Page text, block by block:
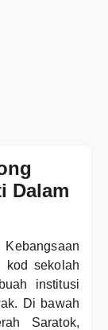
Dalam
kod sekolah
institusi
Di bawah
Saratok,